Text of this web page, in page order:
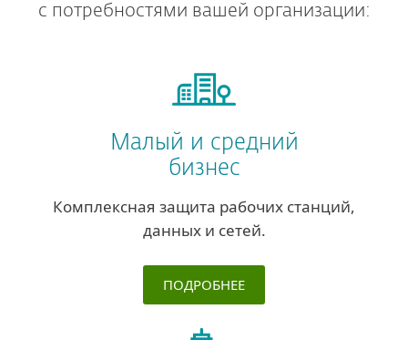
с потребностями вашей организации:
Малый и средний
бизнес
Комплексная защита рабочих станций,
данных и сетей.
ПОДРОБНЕЕ